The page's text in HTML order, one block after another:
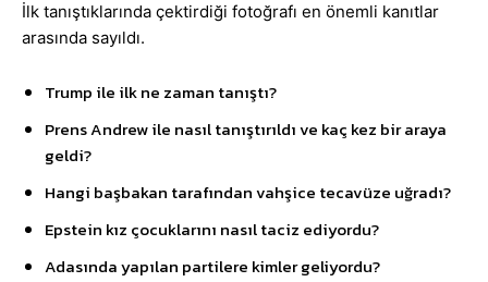
İlk tanıştıklarında çektirdiği fotoğrafı en önemli kanıtlar
arasında sayıldı.
Trump ile ilk ne zaman tanıştı?
Prens Andrew ile nasıl tanıştırıldı ve kaç kez bir araya
geldi?
Hangi başbakan tarafından vahşice tecavüze uğradı?
Epstein kız çocuklarını nasıl taciz ediyordu?
Adasında yapılan partilere kimler geliyordu?